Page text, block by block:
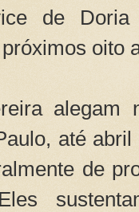
de
oito
alegam
até
de